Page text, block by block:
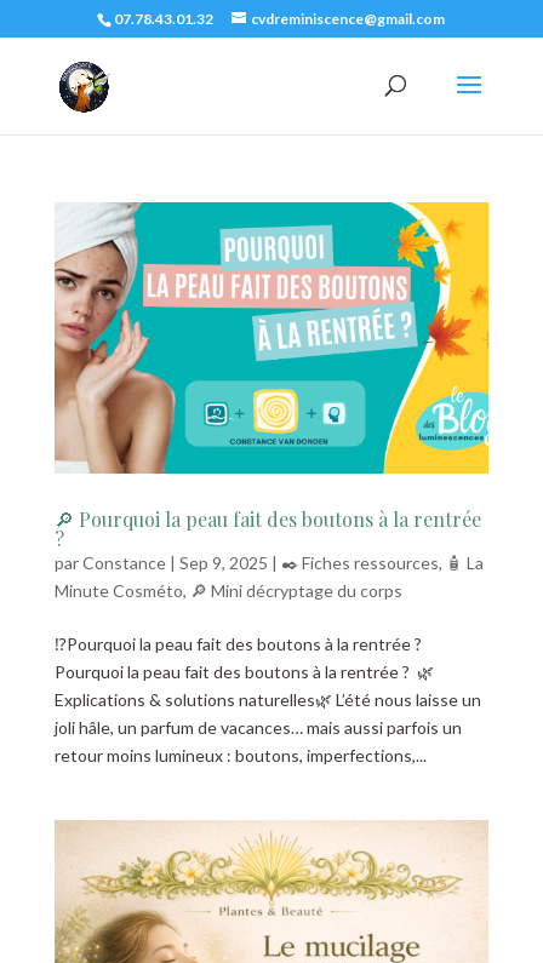
07.78.43.01.32 cvdreminiscence@gmail.com
🔎 Pourquoi la peau fait des boutons à la rentrée
?
parConstance| Sep 9, 2025 | ✒️ Fiches ressources, 🧴 La
Minute Cosméto, 🔎 Mini décryptage du corps
⁉️Pourquoi la peau fait des boutons à la rentrée ?
Pourquoi la peau fait des boutons à la rentrée ? 🌿
Explications & solutions naturelles🌿 L’été nous laisse un
joli hâle, un parfum de vacances… mais aussi parfois un
retour moins lumineux : boutons, imperfections,...